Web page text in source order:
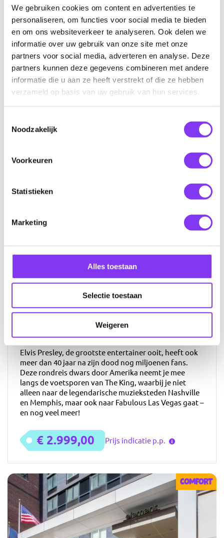
We gebruiken cookies om content en advertenties te
personaliseren, om functies voor social media te bieden
en om ons websiteverkeer te analyseren. Ook delen we
informatie over uw gebruik van onze site met onze
partners voor social media, adverteren en analyse. Deze
partners kunnen deze gegevens combineren met andere
informatie die u aan ze heeft verstrekt of die ze hebben
verzameld op basis van uw gebruik van hun services.
Noodzakelijk
Voorkeuren
Statistieken
Marketing
Alles toestaan
Selectie toestaan
Weigeren
€ 4.109,00 Prijs indicatie p.p.
Footsteps of Elvis Presley
Amsterdam / Brussel
Elvis Presley, de grootste entertainer ooit, heeft ook
meer dan 40 jaar na zijn dood nog miljoenen fans.
Deze rondreis dwars door Amerika neemt je mee
langs de voetsporen van The King, waarbij je niet
alleen naar de legendarische muzieksteden Nashville
en Memphis, maar ook naar Fabulous Las Vegas gaat –
en nog veel meer!
€ 2.999,00 Prijs indicatie p.p.
COMFORT